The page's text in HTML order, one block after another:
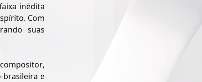
inédita
Com
suas
brasileira e